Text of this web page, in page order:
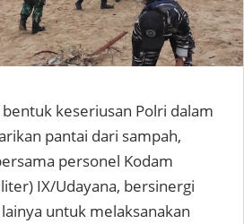
bentuk keseriusan Polri dalam
pantai dari sampah,
personel Kodam
IX/Udayana, bersinergi
untuk melaksanakan